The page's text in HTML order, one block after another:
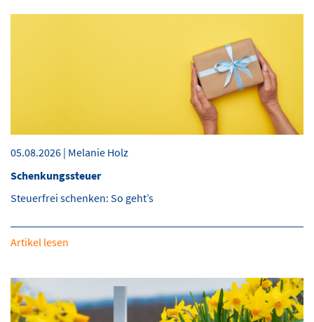
05.08.2026 | Melanie Holz
Schenkungssteuer
Steuerfrei schenken: So geht’s
Artikel lesen